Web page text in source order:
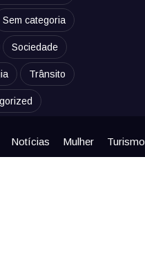
Sem categoria
Sociedade
Trânsito
Notícias Mulher Turismo